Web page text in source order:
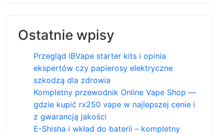
Ostatnie wpisy
Przegląd IBVape starter kits i opinia
ekspertów czy papierosy elektryczne
szkodzą dla zdrowia
Kompletny przewodnik Online Vape Shop —
gdzie kupić rx250 vape w najlepszej cenie i
z gwarancją jakości
E-Shisha i wkład do baterii – kompletny